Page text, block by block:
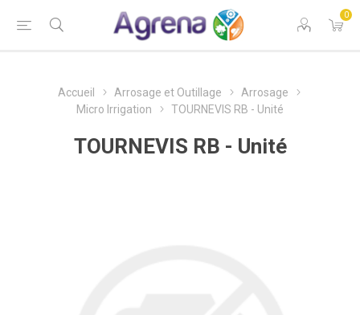
0
Accueil Arrosage et Outillage
Arrosage
Micro Irrigation
TOURNEVIS RB - Unité
TOURNEVIS RB - Unité